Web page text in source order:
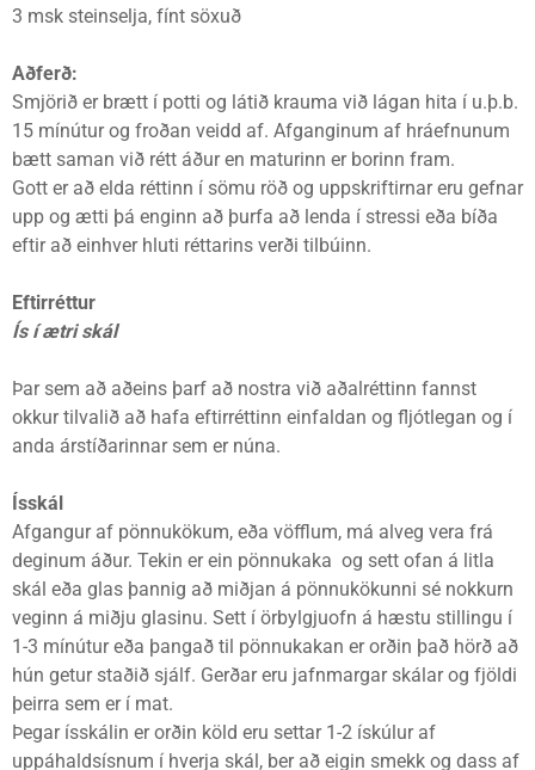
3 msk steinselja, fínt söxuð
Aðferð:
Smjörið er brætt í potti og látið krauma við lágan hita í u.þ.b.
15 mínútur og froðan veidd af. Afganginum af hráefnunum
bætt saman við rétt áður en maturinn er borinn fram.
Gott er að elda réttinn í sömu röð og uppskriftirnar eru gefnar
upp og ætti þá enginn að þurfa að lenda í stressi eða bíða
eftir að einhver hluti réttarins verði tilbúinn.
Eftirréttur
Ís í ætri skál
Þar sem að aðeins þarf að nostra við aðalréttinn fannst
okkur tilvalið að hafa eftirréttinn einfaldan og fljótlegan og í
anda árstíðarinnar sem er núna.
Ísskál
Afgangur af pönnukökum, eða vöfflum, má alveg vera frá
deginum áður. Tekin er ein pönnukaka og sett ofan á litla
skál eða glas þannig að miðjan á pönnukökunni sé nokkurn
veginn á miðju glasinu. Sett í örbylgjuofn á hæstu stillingu í
1-3 mínútur eða þangað til pönnukakan er orðin það hörð að
hún getur staðið sjálf. Gerðar eru jafnmargar skálar og fjöldi
þeirra sem er í mat.
Þegar ísskálin er orðin köld eru settar 1-2 ískúlur af
uppáhaldsísnum í hverja skál, ber að eigin smekk og dass af